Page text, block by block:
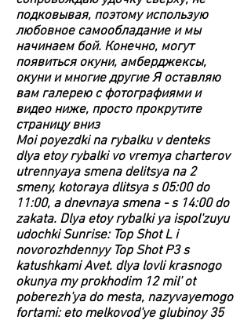
подковывая, поэтому использую
любовное самообладание и мы
начинаем бой. Конечно, могут
появиться окуни, амберджексы,
окуни и многие другие Я оставляю
вам галерею с фотографиями и
видео ниже, просто прокрутите
страницу вниз
Moi poyezdki na rybalku v denteks
dlya etoy rybalki vo vremya charterov
utrennyaya smena delitsya na 2
smeny, kotoraya dlitsya s 05:00 do
11:00, a dnevnaya smena - s 14:00 do
zakata. Dlya etoy rybalki ya ispol'zuyu
udochki Sunrise: Top Shot L i
novorozhdennyy Top Shot P3 s
katushkami Avet. dlya lovli krasnogo
okunya my prokhodim 12 mil' ot
poberezh'ya do mesta, nazyvayemogo
fortami: eto melkovod'ye glubinoy 35